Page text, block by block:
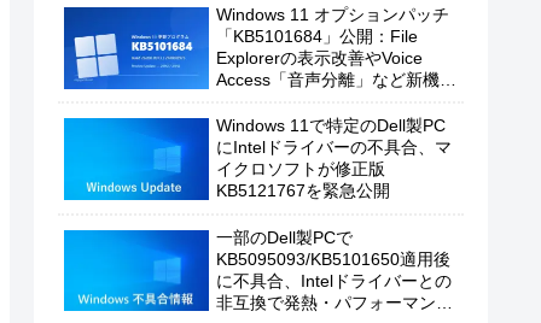
Windows 11 オプションパッチ
「KB5101684」公開：File
Explorerの表示改善やVoice
Access「音声分離」など新機能
Windows 11で特定のDell製PC
にIntelドライバーの不具合、マ
イクロソフトが修正版
KB5121767を緊急公開
一部のDell製PCで
KB5095093/KB5101650適用後
に不具合、Intelドライバーとの
非互換で発熱・パフォーマンス